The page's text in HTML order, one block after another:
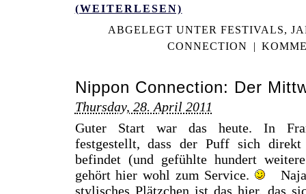
(WEITERLESEN)
ABGELEGT UNTER FESTIVALS,
CONNECTION
|
Nippon Connection: Der
Thursday, 28. April 2011
Guter Start war das heute. In
festgestellt, dass der Puff sich
befindet (und gefühlte hundert
gehört hier wohl zum Service.
Naja,
stylisches Plätzchen ist das hier, das